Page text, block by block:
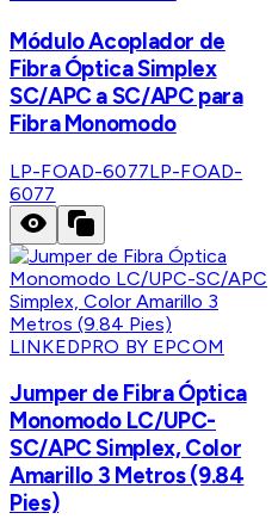
Módulo Acoplador de
Fibra Óptica Simplex
SC/APC a SC/APC para
Fibra Monomodo
LP-FOAD-6077LP-FOAD-
6077
LINKEDPRO BY EPCOM
Jumper de Fibra Óptica
Monomodo LC/UPC-
SC/APC Simplex, Color
Amarillo 3 Metros (9.84
Pies)